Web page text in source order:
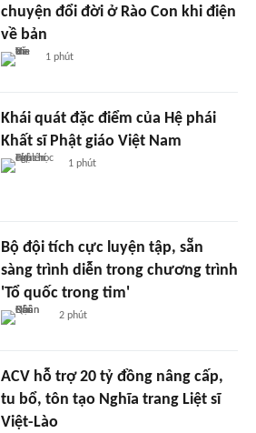
chuyện đổi đời ở Rào Con khi điện
về bản
1 phút
Khái quát đặc điểm của Hệ phái
Khất sĩ Phật giáo Việt Nam
1 phút
Bộ đội tích cực luyện tập, sẵn
sàng trình diễn trong chương trình
'Tổ quốc trong tim'
2 phút
ACV hỗ trợ 20 tỷ đồng nâng cấp,
tu bổ, tôn tạo Nghĩa trang Liệt sĩ
Việt-Lào